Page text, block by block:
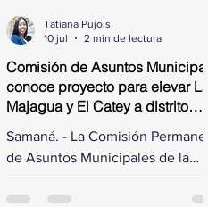
Comisión de Asuntos
conoce proyecto para elevar La
Majagua y El Catey a distrito
Samaná. - La Comisión
de Asuntos Municipales de la
Cámara de Diputados, presidida
por el diputado Elías Matos, se
Tatiana Pujols
10 jul
2 min de lectura